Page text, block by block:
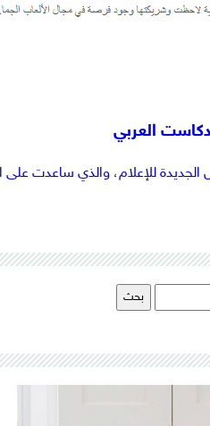
العربي
للإعلام، والذي ساعدت على